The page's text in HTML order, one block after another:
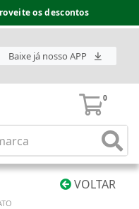
os descontos
Baixe já nosso APP
0
VOLTAR